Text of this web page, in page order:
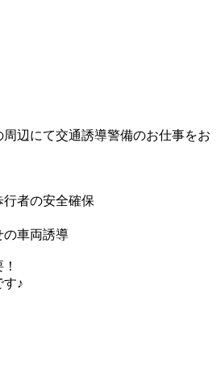
辺にて交通誘導警備のお仕事をお
行者の安全確保
の車両誘導
す♪